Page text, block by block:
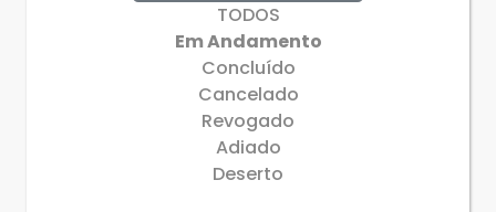
TODOS
Em Andamento
Concluído
Cancelado
Revogado
Adiado
Deserto